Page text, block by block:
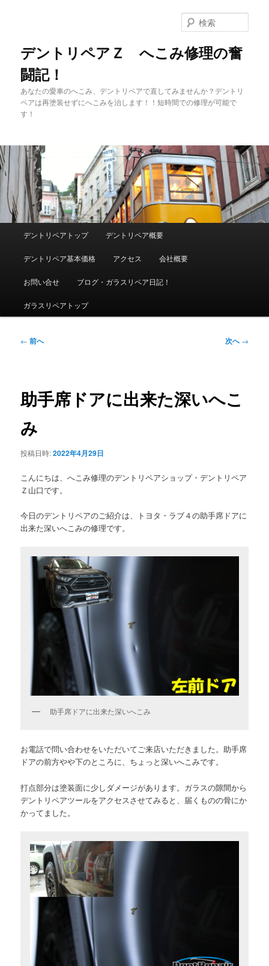
デントリペアＺ へこみ修理の奮
闘記！
あなたの愛車のへこみ、デントリペアで直してみませんか？デントリ
ペアは再塗装せずにへこみを治します！！短時間での修理が可能で
す！
索
デントリペアトップ デントリペア概要
デントリペア基本価格 アクセス 会社概要
お問い合せ ブログ・ガラスリペア日記！
ガラスリペアトップ
投
ゲ
ー
ョ
ン
← 前へ 次へ→
助手席ドアに出来た深いへこ
み
投稿日時:2022年4月29日
こんにちは、へこみ修理のデントリペアショップ・デントリペア
Ｚ山口です。
今日のデントリペアのご紹介は、トヨタ・ラブ４の助手席ドアに
出来た深いへこみの修理です。
助手席ドアに出来た深いへこみ
お電話で問い合わせをいただいてご来店いただきました。助手席
ドアの前方やや下のところに、ちょっと深いへこみです。
打点部分は塗装面に少しダメージがあります。ガラスの隙間から
デントリペアツールをアクセスさせてみると、届くものの骨にか
かってました。